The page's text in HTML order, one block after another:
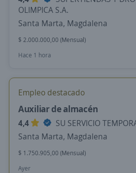
OLIMPICA S.A.
Santa Marta, Magdalena
$ 2.000.000,00 (Mensual)
Hace 1 hora
Empleo destacado
Auxiliar de almacén
4,4
SU SERVICIO
Santa Marta, Magdalena
$ 1.750.905,00 (Mensual)
Ayer